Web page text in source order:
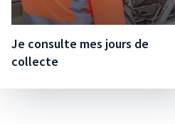
Je consulte mes jours de
collecte